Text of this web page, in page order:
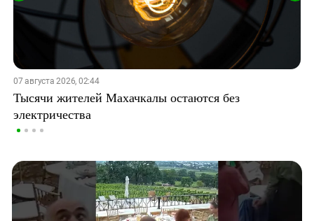
07 августа 2026, 02:44
Тысячи жителей Махачкалы остаются без
электричества